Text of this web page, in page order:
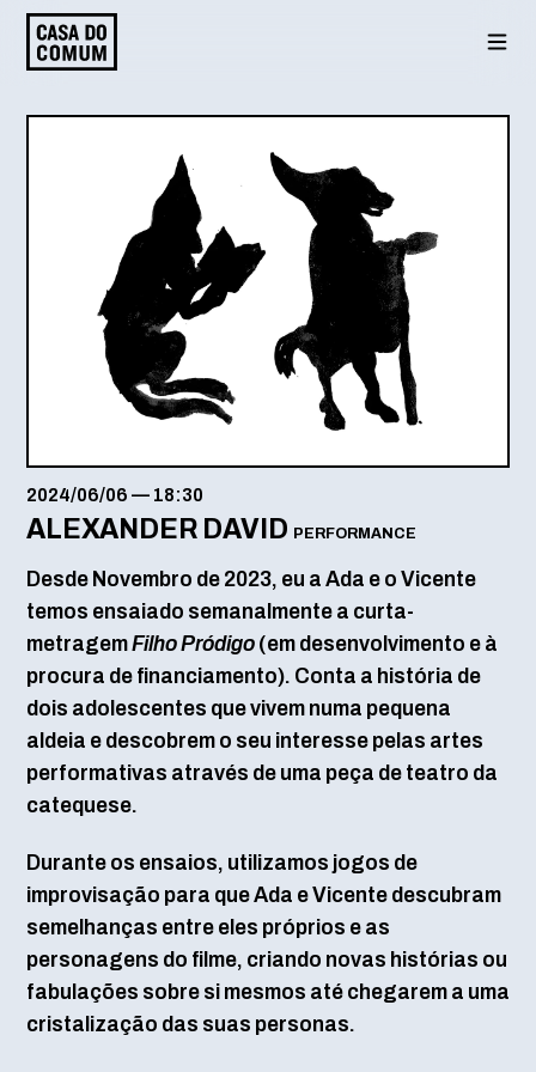
Saltar
para
2024/06/06 — 18:30
ALEXANDER DAVID PERFORMANCE
Desde Novembro de 2023, eu a Ada e o Vicente
temos ensaiado semanalmente a curta-
metragemFilho Pródigo(em desenvolvimento e à
procura de financiamento). Conta a história de
dois adolescentes que vivem numa pequena
aldeia e descobrem o seu interesse pelas artes
performativas através de uma peça de teatro da
catequese.
Durante os ensaios, utilizamos jogos de
improvisação para que Ada e Vicente descubram
semelhanças entre eles próprios e as
personagens do filme, criando novas histórias ou
fabulações sobre si mesmos até chegarem a uma
cristalização das suas personas.